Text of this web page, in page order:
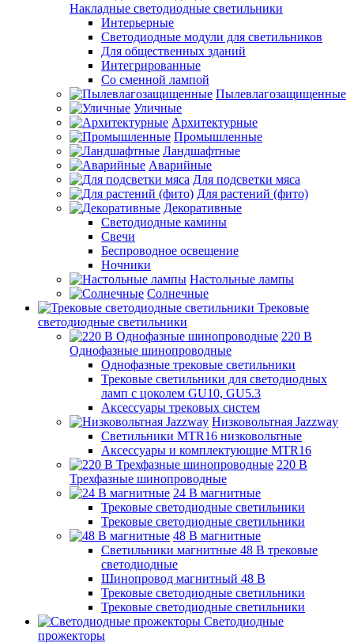
Накладные светодиодные светильники
Интерьерные
Светодиодные модули для светильников
Для общественных зданий
Интегрированные
Со сменной лампой
Пылевлагозащищенные
Уличные
Архитектурные
Промышленные
Ландшафтные
Аварийные
Для подсветки мяса
Для растений (фито)
Декоративные
Светодиодные камины
Свечи
Беспроводное освещение
Ночники
Настольные лампы
Солнечные
Трековые
светодиодные светильники
220 B
Однофазные шинопроводные
Однофазные трековые светильники
Трековые светильники для светодиодных
ламп с цоколем GU10, GU5.3
Аксессуары трековых систем
Низковольтная Jazzway
Светильники MTR16 низковольтные
Аксессуары и комплектующие MTR16
220 B
Трехфазные шинопроводные
24 B магнитные
Трековые светодиодные светильники
Трековые светодиодные светильники
48 B магнитные
Светильники магнитные 48 В трековые
светодиодные
Шинопровод магнитный 48 В
Трековые светодиодные светильники
Трековые светодиодные светильники
Светодиодные
прожекторы